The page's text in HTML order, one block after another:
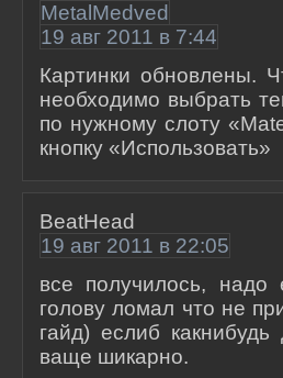
MetalMedved
19 авг 2011 в 7:44
Картинки обновлены.
необходимо выбрать
по нужному слоту
кнопку «Использовать»
BeatHead
19 авг 2011 в 22:05
все получилось,
голову ломал что не
гайд) еслиб
ваще шикарно.